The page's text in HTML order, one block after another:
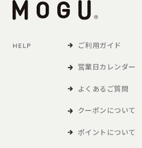
HELP ご利用ガイド
営業日カレンダー
よくあるご質問
クーポンについて
ポイントについて